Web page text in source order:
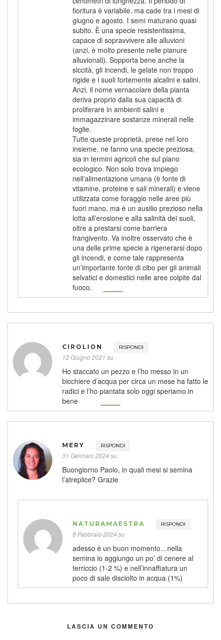
fioritura è variabile, ma cade tra i mesi di
giugno e agosto. I semi maturano quasi
subito. È una specie resistentissima,
capace di sopravvivere alle alluvioni
(anzi, è molto presente nelle pianure
alluvionali). Sopporta bene anche la
siccità, gli incendi, le gelate non troppo
rigide e i suoli fortemente alcalini e salini.
Anzi, il nome vernacolare della pianta
deriva proprio dalla sua capacità di
proliferare in ambienti salini e
immagazzinare sostanze minerali nelle
foglie.
Tutte queste proprietà, prese nel loro
insieme, ne fanno una specie preziosa,
sia in termini agricoli che sul piano
ecologico. Non solo trova impiego
nell’alimentazione umana (è fonte di
vitamine, proteine e sali minerali) e viene
utilizzata come foraggio nelle aree più
fuori mano, ma è un ausilio prezioso nella
lotta all’erosione e alla salinità dei suoli,
oltre a prestarsi come barriera
frangivento. Va inoltre osservato che è
una delle prime specie a rigenerarsi dopo
gli incendi, e come tale rappresenta
un’importante fonte di cibo per gli animali
selvatici e domestici nelle aree colpite dal
fuoco.
CIROLION RISPONDI
12 Giugno 2021 su
Ho staccato un pezzo e l’ho messo in un
bicchiere d’acqua per circa un mese ha fatto le
radici e l’ho piantata solo oggi speriamo in
bene
MERY RISPONDI
31 Gennaio 2024 su
Buongiorno Paolo, in quali mesi si semina
l’atreplice? Grazie
NATURAMAESTRA RISPONDI
8 Febbraio 2024 su
adesso è un buon momento…nella
semina io aggiungo un po’ di cenere al
terriccio (1-2 %) e nell’innaffiatura un
poco di sale disciolto in acqua (1%)
LASCIA UN COMMENTO